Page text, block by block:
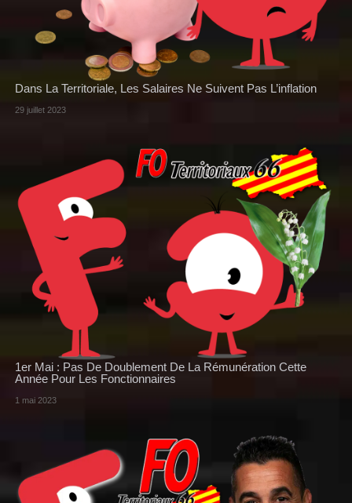
Dans La Territoriale, Les Salaires Ne Suivent Pas L’inflation
29 juillet 2023
1er Mai : Pas De Doublement De La Rémunération Cette
Année Pour Les Fonctionnaires
1 mai 2023